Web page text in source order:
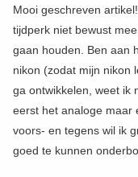
Mooi geschreven
tijdperk niet bewust
gaan houden. Ben aan
nikon (zodat mijn nikon
ga ontwikkelen, weet ik
eerst het analoge maar
voors- en tegens wil ik
goed te kunnen